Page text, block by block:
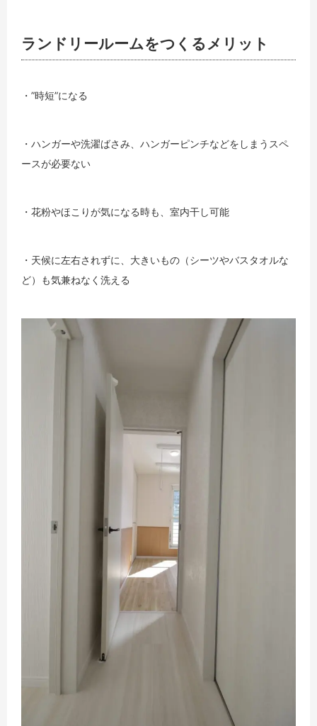
ランドリールームをつくるメリット
・”時短”になる
・ハンガーや洗濯ばさみ、ハンガーピンチなどをしまうスペ
ースが必要ない
・花粉やほこりが気になる時も、室内干し可能
・天候に左右されずに、大きいもの（シーツやバスタオルな
ど）も気兼ねなく洗える